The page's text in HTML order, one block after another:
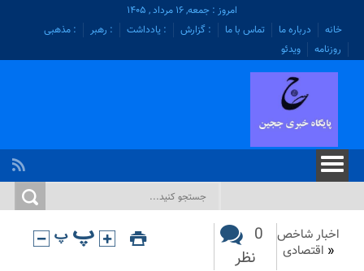
امروز : جمعه, ۱۶ مرداد , ۱۴۰۵
خانه
درباره ما تماس با ما : گزارش : یادداشت : رهبر
: مذهبی
روزنامه
ویدئو
اخبار شاخص
« اقتصادی
0
نظر